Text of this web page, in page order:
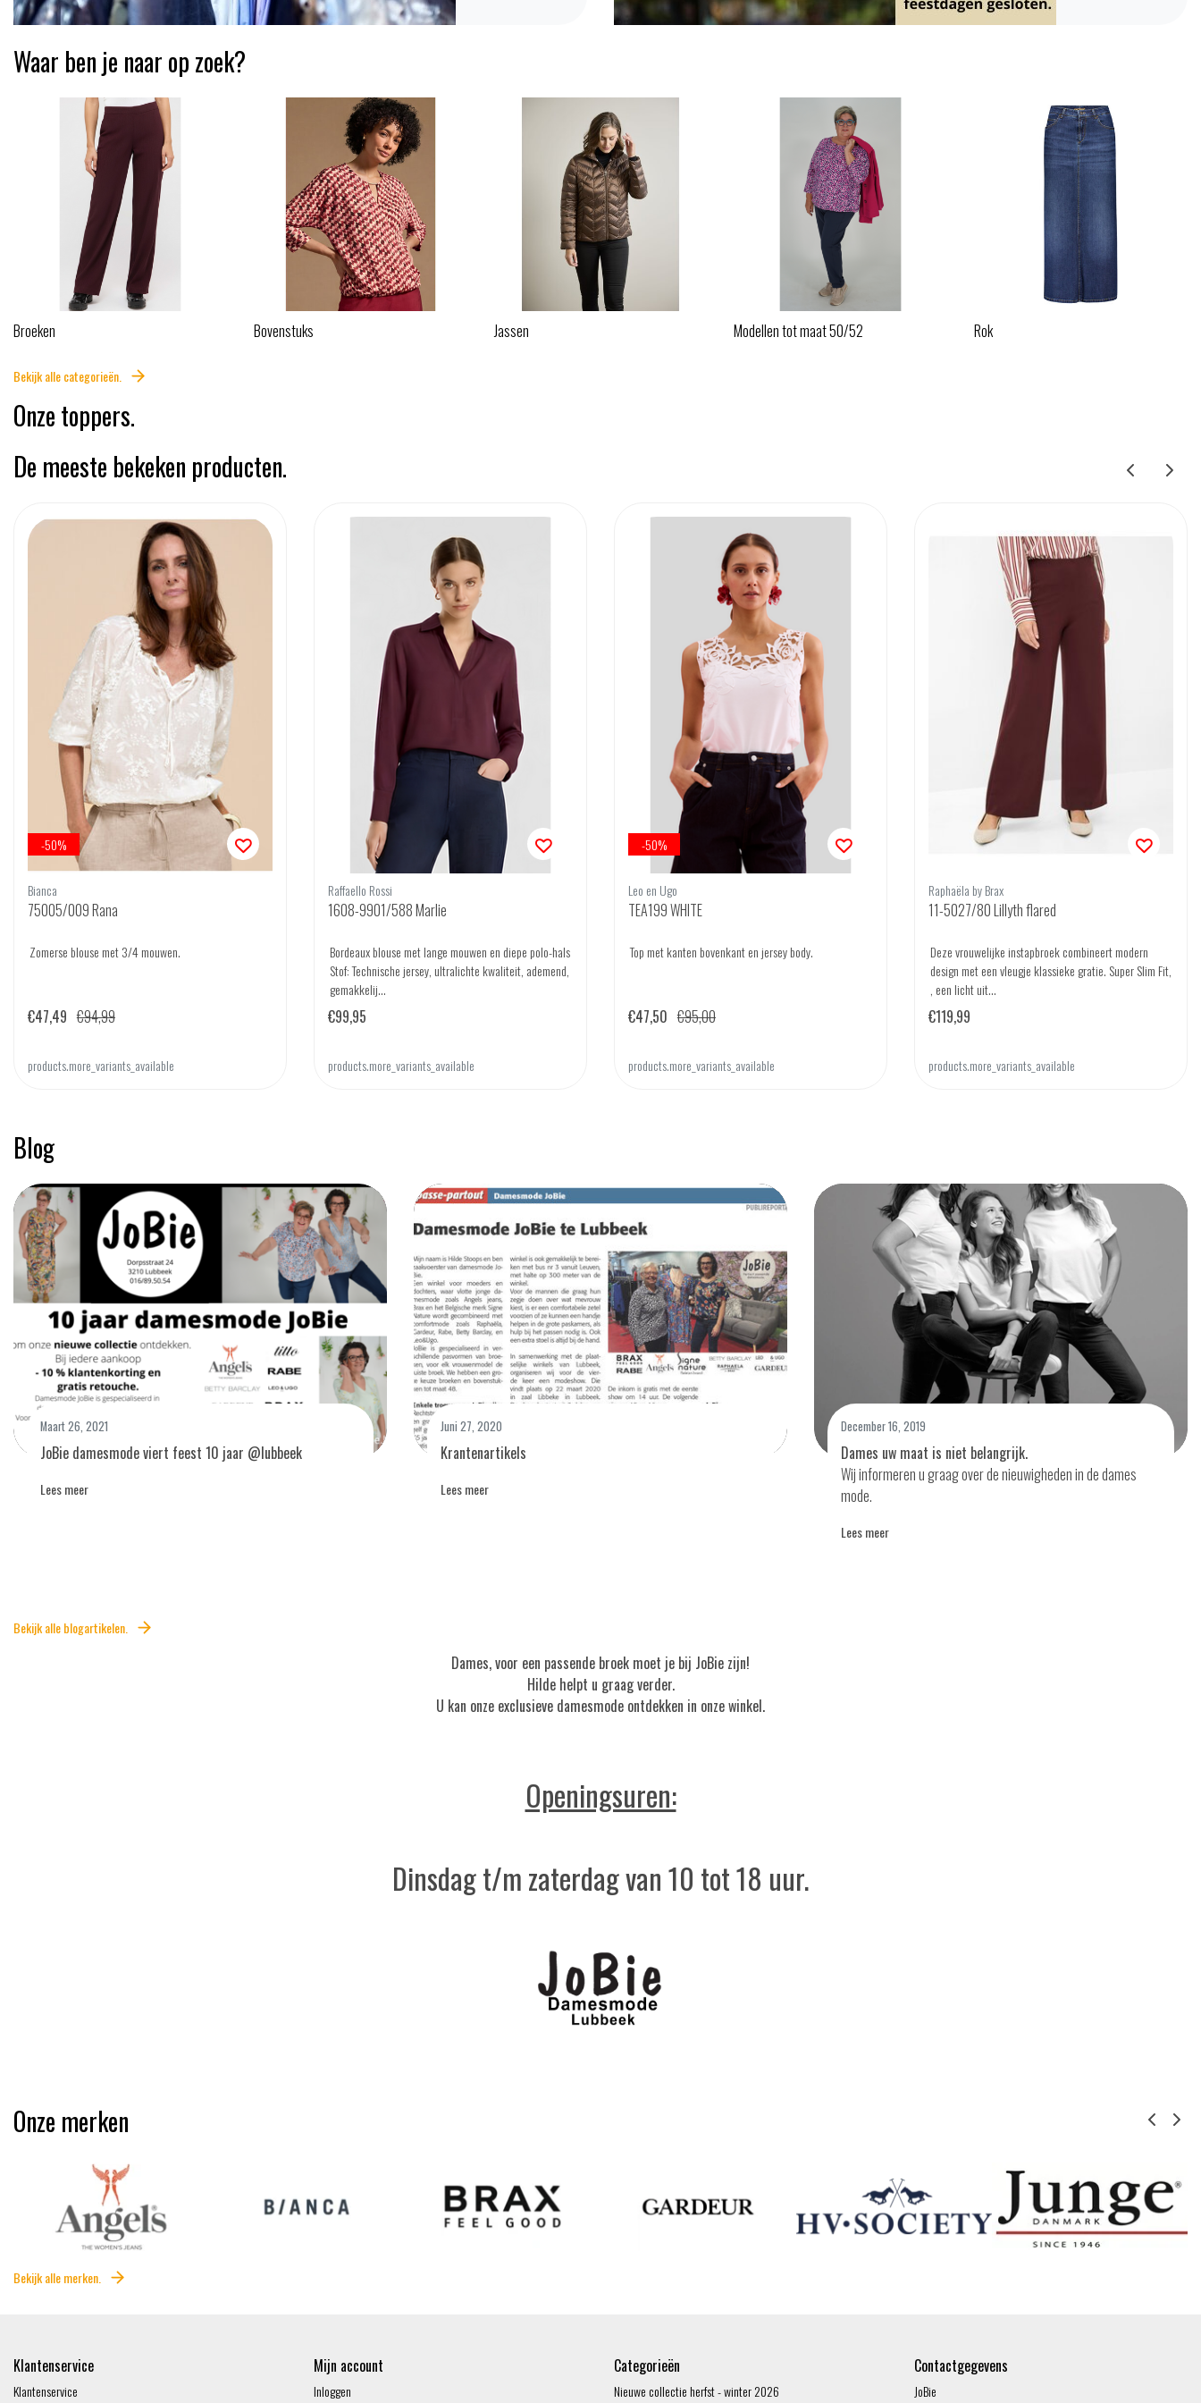
Waar ben je naar op zoek?
Broeken Bovenstuks Jassen Modellen tot maat 50/52 Rok
Bekijk alle categorieën.
Onze toppers.
De meeste bekeken producten.
-50%
Bianca
75005/009 Rana
Zomerse blouse met 3/4 mouwen.
€47,49 €94,99
products.more_variants_available
Raffaello Rossi
1608-9901/588 Marlie
Bordeaux blouse met lange mouwen en diepe polo-hals
Stof: Technische jersey, ultralichte kwaliteit, ademend,
gemakkelij...
€99,95
products.more_variants_available
-50%
Leo en Ugo
TEA199 WHITE
Top met kanten bovenkant en jersey body.
€47,50 €95,00
products.more_variants_available
Raphaëla by Brax
11-5027/80 Lillyth flared
Deze vrouwelijke instapbroek combineert modern
design met een vleugje klassieke gratie. Super Slim Fit,
, een licht uit...
€119,99
products.more_variants_available
Blog
Maart 26, 2021
JoBie damesmode viert feest 10 jaar @lubbeek
Lees meer
Juni 27, 2020
Krantenartikels
Lees meer
December 16, 2019
Dames uw maat is niet belangrijk.
Wij informeren u graag over de nieuwigheden in de dames
mode.
Lees meer
Bekijk alle blogartikelen.
Dames, voor een passende broek moet je bij JoBie zijn!
Hilde helpt u graag verder.
U kan onze exclusieve damesmode ontdekken in onze winkel.
Openingsuren:
Dinsdag t/m zaterdag van 10 tot 18 uur.
Onze merken
Bekijk alle merken.
Klantenservice
Klantenservice
Mijn account
Inloggen
Categorieën
Nieuwe collectie herfst - winter 2026
Contactgegevens
JoBie